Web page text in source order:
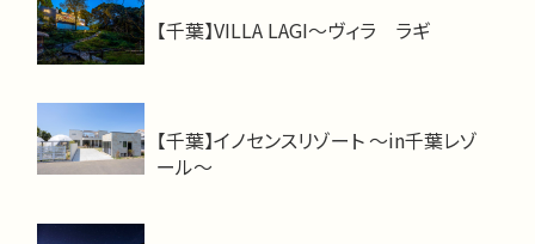
【千葉】VILLA LAGI～ヴィラ ラギ
【千葉】イノセンスリゾート ～in千葉レゾ
ール～